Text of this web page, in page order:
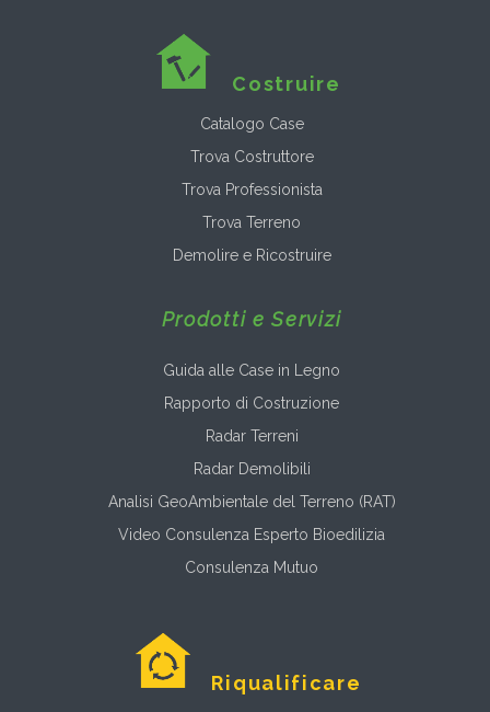
Costruire
Catalogo Case
Trova Costruttore
Trova Professionista
Trova Terreno
Demolire e Ricostruire
Prodotti e Servizi
Guida alle Case in Legno
Rapporto di Costruzione
Radar Terreni
Radar Demolibili
Analisi GeoAmbientale del Terreno (RAT)
Video Consulenza Esperto Bioedilizia
Consulenza Mutuo
Riqualificare